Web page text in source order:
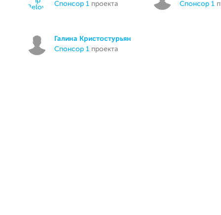
спонсор 1 проекта
спонсор 1
Галина Кристостурьян
спонсор 1 проекта